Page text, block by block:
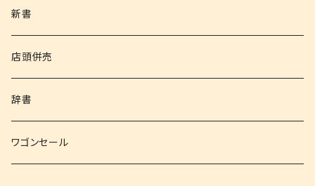
新書
店頭併売
辞書
ワゴンセール